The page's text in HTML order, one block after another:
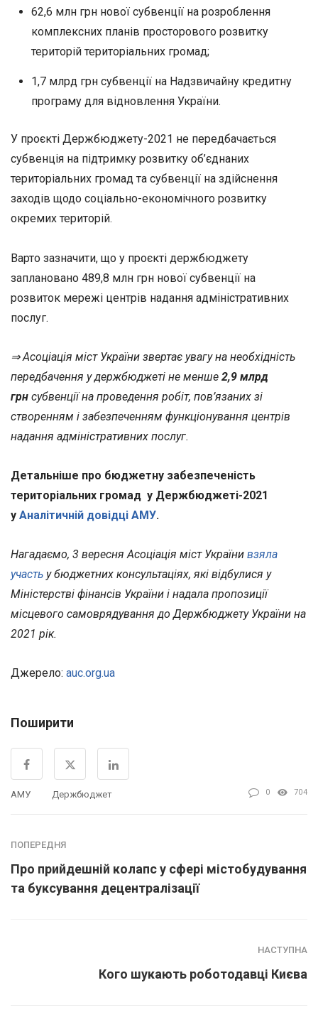
62,6 млн грн нової субвенції на розроблення
комплексних планів просторового розвитку
територій територіальних громад;
1,7 млрд грн субвенції на Надзвичайну кредитну
програму для відновлення України.
У проєкті Держбюджету-2021 не передбачається
субвенція на підтримку розвитку об’єднаних
територіальних громад та субвенції на здійснення
заходів щодо соціально-економічного розвитку
окремих територій.
Варто зазначити, що у проєкті держбюджету
заплановано 489,8 млн грн нової субвенції на
розвиток мережі центрів надання адміністративних
послуг.
⇒Асоціація міст України звертає увагу на необхідність
передбачення у держбюджеті не менше 2,9 млрд
грн субвенції на проведення робіт, пов’язаних зі
створенням і забезпеченням функціонування центрів
надання адміністративних послуг.
Детальніше про бюджетну забезпеченість
територіальних громад у Держбюджеті-2021
у Аналітичній довідці АМУ.
Нагадаємо, 3 вересня Асоціація міст України взяла
участь у бюджетних консультаціях, які відбулися у
Міністерстві фінансів України і надала пропозиції
місцевого самоврядування до Держбюджету України на
2021 рік.
Джерело: auc.org.ua
Поширити
АМУ Держбюджет 0 704
ПОПЕРЕДНЯ
Про прийдешній колапс у сфері містобудування
та буксування децентралізації
НАСТУПНА
Кого шукають роботодавці Києва